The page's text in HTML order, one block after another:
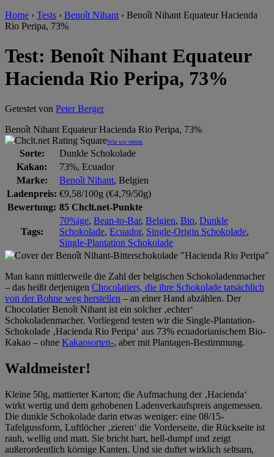
Home › Tests › Benoît Nihant › Benoît Nihant Equateur Hacienda
Rio Peripa, 73%
Test: Benoît Nihant Equateur
Hacienda Rio Peripa, 73%
Getestet von Peter Berger
Benoît Nihant Equateur Hacienda Rio Peripa, 73%
Wie wir testen
Sorte:
Dunkle Schokolade
Kakao:
73%, Ecuador
Marke:
Benoît Nihant, Belgien
Ladenpreis: €9,58/100g (€4,79/50g)
Bewertung: 85 Chclt.net-Punkte
Tags:
70%ige, Bean-to-Bar, Belgien, Bio, Dunkle
Schokolade, Ecuador, Single-Origin Schokolade,
Single-Plantation Schokolade
Man kann mittlerweile die Zahl der belgischen Schokoladenmacher
– das heißt derjenigen Chocolatiers, die ihre Schokolade tatsächlich
von der Bohne weg herstellen – an einer Hand abzählen. Der
Chocolatier Benoît Nihant ist ein solcher ‚echter‘
Schokoladenmacher. Vorliegend testen wir die Single-Plantation-
Schokolade ‚Hacienda Rio Peripa‘ aus 73% ecuadorianischem Bio-
Kakao – ohne Kakaosorten-, aber mit Plantagen-Bestimmung.
Waldmeister!
Kleine 50g, mattierter Karton; die Aufmachung der ‚Hacienda‘
wirkt wertig und dem gehobenen Ladenverkaufspreis angemessen.
Die dunkle Schokolade darin etwas weniger: eine 08/15-
Tafelgussform, Luftlöcher ‚zieren‘ die Vorderseite, die Rückseite ist
rauh, wellig und matt. Sie bricht hart, hell-dumpf und zeigt
außerordentlich körnige Kanten. Und sie duftet wirklich seltsam,